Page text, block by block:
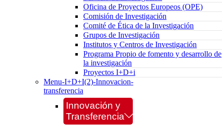
Oficina de Proyectos Europeos (OPE)
Comisión de Investigación
Comité de Ética de la Investigación
Grupos de Investigación
Institutos y Centros de Investigación
Programa Propio de fomento y desarrollo de
la investigación
Proyectos I+D+i
Menu-I+D+I(2)-Innovacion-
transferencia
Innovación y
Transferencia